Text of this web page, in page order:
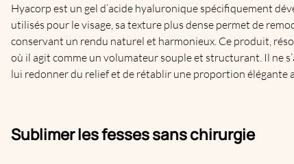
Hyacorp est un gel d’acide hyaluronique spécifiquement
utilisés pour le visage, sa texture plus dense permet de
conservant un rendu naturel et harmonieux. Ce produit,
où il agit comme un volumateur souple et structurant. Il ne
lui redonner du relief et de rétablir une proportion élégante
Sublimer les fesses sans chirurgie